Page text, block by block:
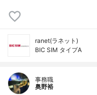
ranet(ラネット)
BIC SIM タイプA
事務職
奥野裕